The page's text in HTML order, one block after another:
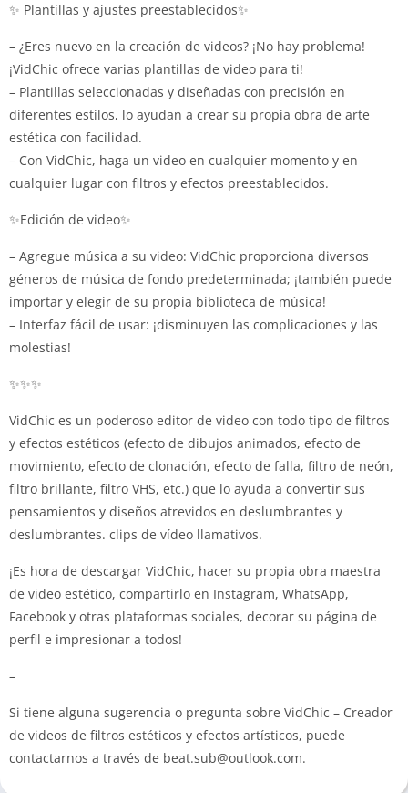
✨ Plantillas y ajustes preestablecidos✨
– ¿Eres nuevo en la creación de videos? ¡No hay problema!
¡VidChic ofrece varias plantillas de video para ti!
– Plantillas seleccionadas y diseñadas con precisión en
diferentes estilos, lo ayudan a crear su propia obra de arte
estética con facilidad.
– Con VidChic, haga un video en cualquier momento y en
cualquier lugar con filtros y efectos preestablecidos.
✨Edición de video✨
– Agregue música a su video: VidChic proporciona diversos
géneros de música de fondo predeterminada; ¡también puede
importar y elegir de su propia biblioteca de música!
– Interfaz fácil de usar: ¡disminuyen las complicaciones y las
molestias!
✨✨✨
VidChic es un poderoso editor de video con todo tipo de filtros
y efectos estéticos (efecto de dibujos animados, efecto de
movimiento, efecto de clonación, efecto de falla, filtro de neón,
filtro brillante, filtro VHS, etc.) que lo ayuda a convertir sus
pensamientos y diseños atrevidos en deslumbrantes y
deslumbrantes. clips de vídeo llamativos.
¡Es hora de descargar VidChic, hacer su propia obra maestra
de video estético, compartirlo en Instagram, WhatsApp,
Facebook y otras plataformas sociales, decorar su página de
perfil e impresionar a todos!
–
Si tiene alguna sugerencia o pregunta sobre VidChic – Creador
de videos de filtros estéticos y efectos artísticos, puede
contactarnos a través de beat.sub@outlook.com.